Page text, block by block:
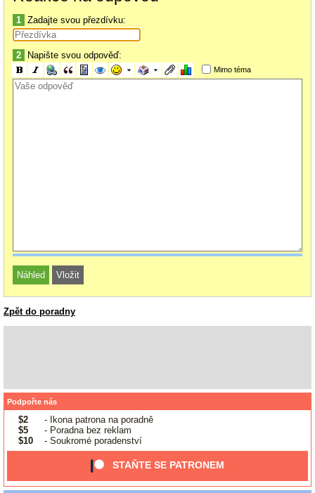
1 Zadajte svou přezdívku:
2 Napište svou odpověď:
Mimo téma
Zpět do poradny
Podpořte nás
$2
- Ikona patrona na poradně
$5
- Poradna bez reklam
$10
- Soukromé poradenství
STAŇTE SE PATRONEM